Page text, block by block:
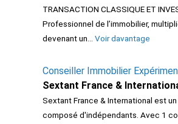
TRANSACTION CLASSIQUE ET
Professionnel de l’immobilier,
devenant un... Voir davantage
Conseiller Immobilier
Sextant France &
Sextant France & International est
composé d'indépendants. Avec 1